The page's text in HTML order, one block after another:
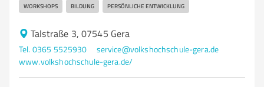
WORKSHOPS BILDUNG PERSÖNLICHE ENTWICKLUNG
Talstraße 3, 07545 Gera
Tel. 0365 5525930
service@volkshochschule-gera.de
www.volkshochschule-gera.de/